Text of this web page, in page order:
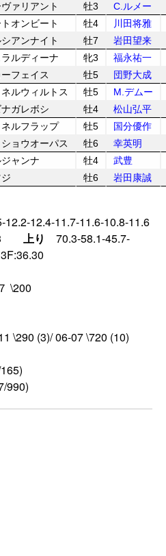
ァリアント 牡3
C.ルメー
オンビート 牡4
川田将雅
アンナイト 牡7
岩田望来
ルディーナ 牝3
福永祐一
フェイス 牡5
団野大成
ルウィルトス 牡5
M.デムー
ガレボシ 牡4
松山弘平
ルフラップ 牡5
国分優作
ショウオーパス 牡6
幸英明
ャンナ 牡4
武豊
牡6 岩田康誠
12.4-11.7-11.6-10.8-11.6
上り 70.3-58.1-45.7-
\200
\290 (3)/ 06-07 \720 (10)
990)